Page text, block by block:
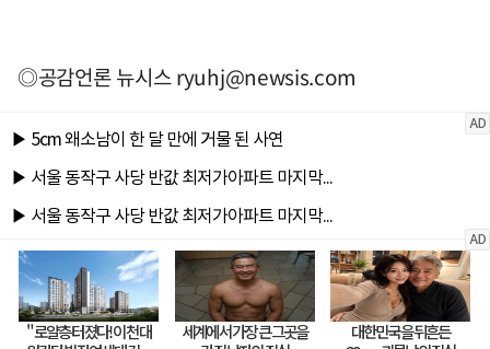
◎공감언론 뉴시스ryuhj@newsis.com